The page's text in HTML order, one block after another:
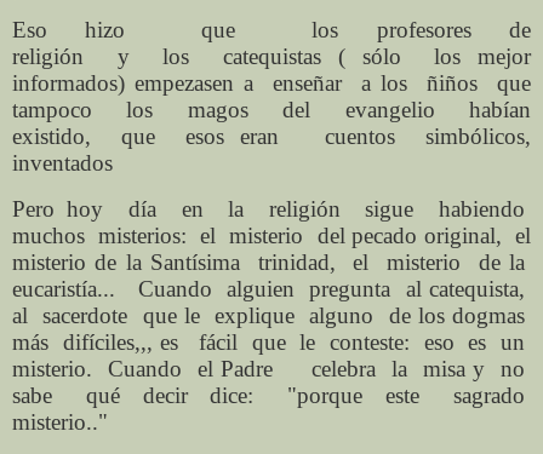
Eso hizo
que
los profesores de
religión
y los catequistas ( sólo
los mejor
informados) empezasen a
enseñar a los ñiños
que
tampoco
los magos del evangelio
habían
existido,
que esos eran cuentos
simbólicos,
inventados
Pero hoy día en la religión sigue habiendo
muchos misterios: el misterio del pecado original, el
misterio de la Santísima trinidad, el misterio de la
eucaristía... Cuando alguien pregunta al catequista,
al sacerdote que le explique alguno de los dogmas
más difíciles,,, es fácil que le conteste: eso es un
misterio. Cuando el Padre celebra la misa y no
sabe qué decir dice: "porque este sagrado
misterio.."